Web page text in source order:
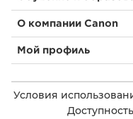
О компании Canon
Мой профиль
Условия
Доступность